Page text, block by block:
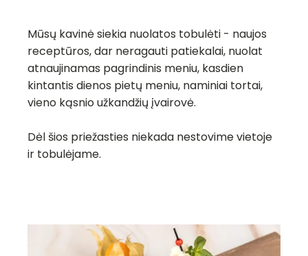
Mūsų kavinė siekia nuolatos tobulėti - naujos
receptūros, dar neragauti patiekalai, nuolat
atnaujinamas pagrindinis meniu, kasdien
kintantis dienos pietų meniu, naminiai tortai,
vieno kąsnio užkandžių įvairovė.
Dėl šios priežasties niekada nestovime vietoje
ir tobulėjame.